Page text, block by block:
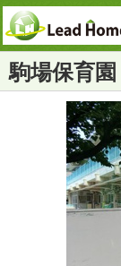
駒場保育園